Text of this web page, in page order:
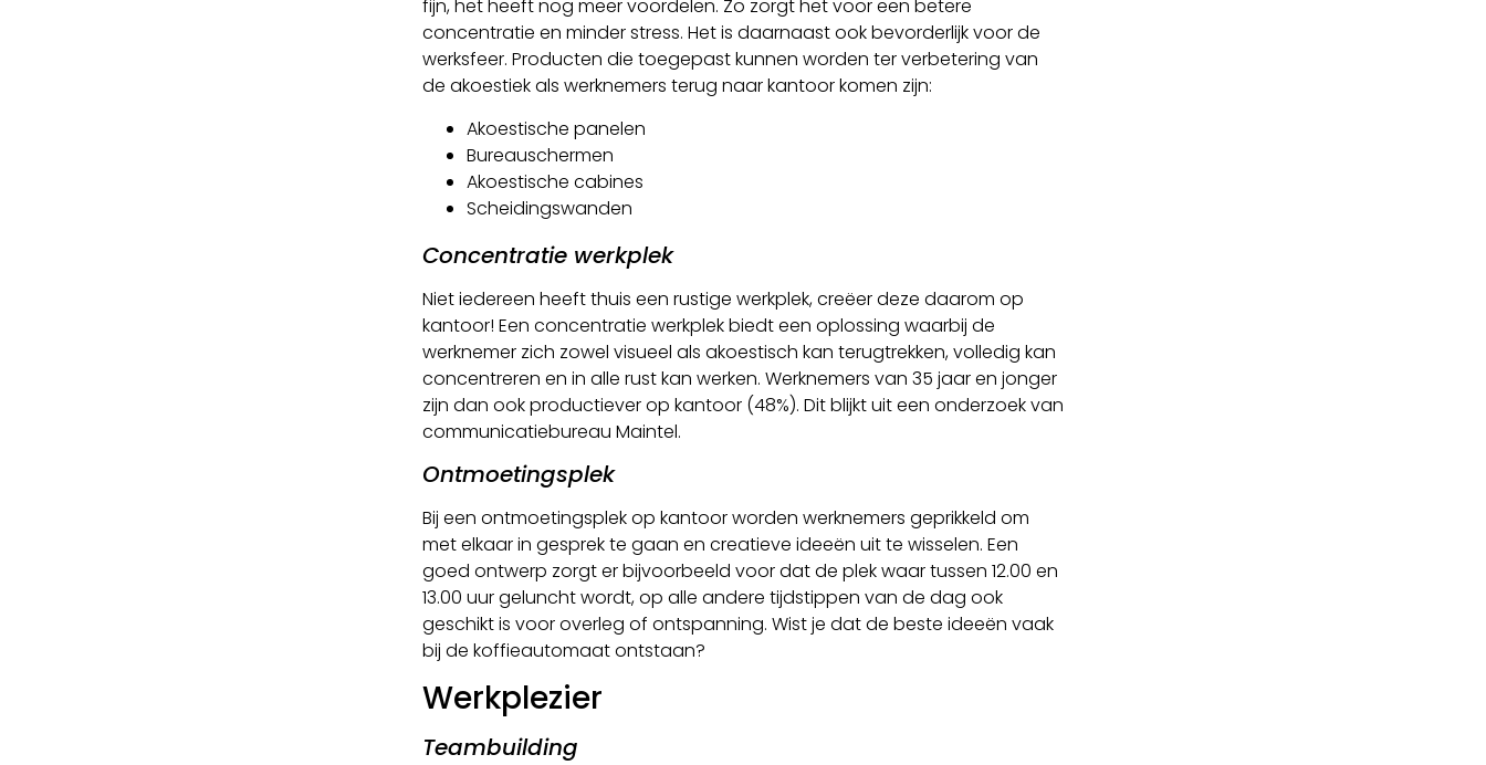
fijn, het heeft nog meer voordelen. Zo zorgt het voor een betere
concentratie en minder stress. Het is daarnaast ook bevorderlijk voor de
werksfeer. Producten die toegepast kunnen worden ter verbetering van
de akoestiek als werknemers terug naar kantoor komen zijn:
Akoestische panelen
Bureauschermen
Akoestische cabines
Scheidingswanden
Concentratie werkplek
Niet iedereen heeft thuis een rustige werkplek, creëer deze daarom op
kantoor! Een concentratie werkplek biedt een oplossing waarbij de
werknemer zich zowel visueel als akoestisch kan terugtrekken, volledig kan
concentreren en in alle rust kan werken. Werknemers van 35 jaar en jonger
zijn dan ook productiever op kantoor (48%). Dit blijkt uit een onderzoek van
communicatiebureau Maintel.
Ontmoetingsplek
Bij een ontmoetingsplek op kantoor worden werknemers geprikkeld om
met elkaar in gesprek te gaan en creatieve ideeën uit te wisselen. Een
goed ontwerp zorgt er bijvoorbeeld voor dat de plek waar tussen 12.00 en
13.00 uur geluncht wordt, op alle andere tijdstippen van de dag ook
geschikt is voor overleg of ontspanning. Wist je dat de beste ideeën vaak
bij de koffieautomaat ontstaan?
Werkplezier
Teambuilding